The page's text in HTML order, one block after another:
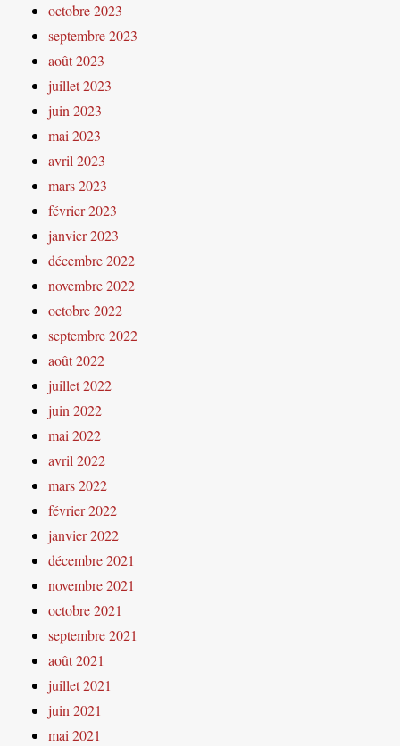
octobre 2023
septembre 2023
août 2023
juillet 2023
juin 2023
mai 2023
avril 2023
mars 2023
février 2023
janvier 2023
décembre 2022
novembre 2022
octobre 2022
septembre 2022
août 2022
juillet 2022
juin 2022
mai 2022
avril 2022
mars 2022
février 2022
janvier 2022
décembre 2021
novembre 2021
octobre 2021
septembre 2021
août 2021
juillet 2021
juin 2021
mai 2021